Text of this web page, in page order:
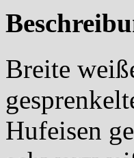
Breite
Hufeisen